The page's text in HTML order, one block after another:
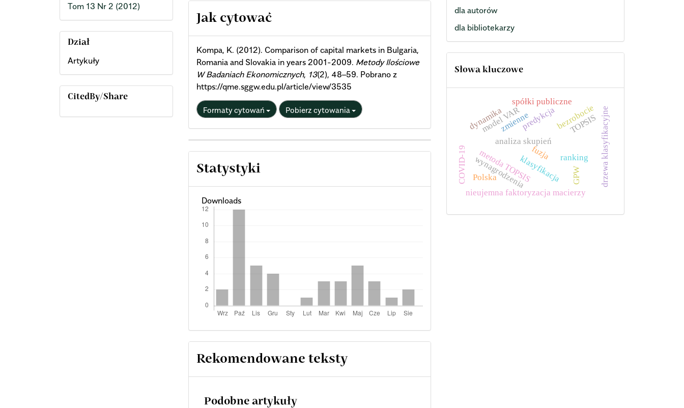
Tom 13 Nr 2 (2012)
Dział
Artykuły
CitedBy/Share
Article
Details
Jak cytować
Kompa, K. (2012). Comparison of capital markets in Bulgaria,
Romania and Slovakia in years 2001-2009. Metody Ilościowe
W Badaniach Ekonomicznych, 13(2), 48–59. Pobrano z
https://qme.sggw.edu.pl/article/view/3535
Formaty cytowań Pobierz cytowania
Statystyki
Downloads
Rekomendowane teksty
Podobne artykuły
dla autorów
dla bibliotekarzy
Słowa kluczowe
analiza skupień
ranking
klasyfikacja
metoda TOPSIS
predykcja
GPW
spółki publiczne
bezrobocie
TOPSIS
wynagrodzenia
Polska
COVID-19
nieujemna faktoryzacja macierzy
drzewa klasyfikacyjne
fuzja
zmienne
model VAR
dynamika